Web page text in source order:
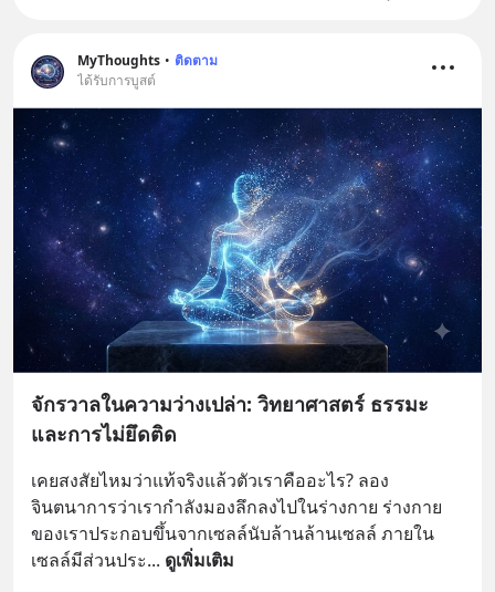
MyThoughts • ติดตาม
ได้รับการบูสต์
จักรวาลในความว่างเปล่า: วิทยาศาสตร์ ธรรมะ
และการไม่ยึดติด
เคยสงสัยไหมว่าแท้จริงแล้วตัวเราคืออะไร? ลอง
จินตนาการว่าเรากำลังมองลึกลงไปในร่างกาย ร่างกาย
ของเราประกอบขึ้นจากเซลล์นับล้านล้านเซลล์ ภายใน
เซลล์มีส่วนประ... ดูเพิ่มเติม